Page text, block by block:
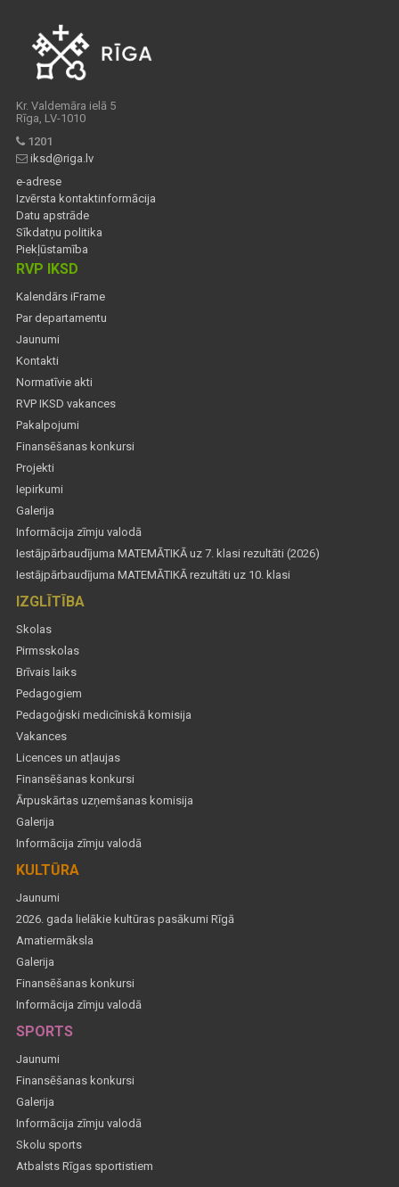
Kr. Valdemāra ielā 5
Rīga, LV-1010
1201
iksd@riga.lv
e-adrese
Izvērsta kontaktinformācija
Datu apstrāde
Sīkdatņu politika
Piekļūstamība
RVP IKSD
Kalendārs iFrame
Par departamentu
Jaunumi
Kontakti
Normatīvie akti
RVP IKSD vakances
Pakalpojumi
Finansēšanas konkursi
Projekti
Iepirkumi
Galerija
Informācija zīmju valodā
Iestājpārbaudījuma MATEMĀTIKĀ uz 7. klasi rezultāti (2026)
Iestājpārbaudījuma MATEMĀTIKĀ rezultāti uz 10. klasi
IZGLĪTĪBA
Skolas
Pirmsskolas
Brīvais laiks
Pedagogiem
Pedagoģiski medicīniskā komisija
Vakances
Licences un atļaujas
Finansēšanas konkursi
Ārpuskārtas uzņemšanas komisija
Galerija
Informācija zīmju valodā
KULTŪRA
Jaunumi
2026. gada lielākie kultūras pasākumi Rīgā
Amatiermāksla
Galerija
Finansēšanas konkursi
Informācija zīmju valodā
SPORTS
Jaunumi
Finansēšanas konkursi
Galerija
Informācija zīmju valodā
Skolu sports
Atbalsts Rīgas sportistiem